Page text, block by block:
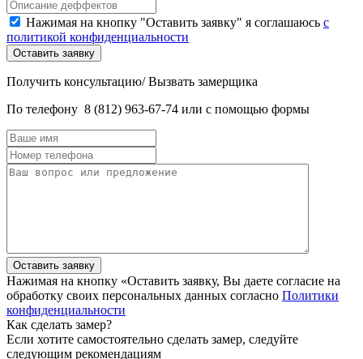
Нажимая на кнопку "Оставить заявку" я соглашаюсь с
политикой конфиденциальности
Получить консультацию/ Вызвать замерщика
По телефону 8 (812) 963-67-74 или с помощью формы
Нажимая на кнопку «Оставить заявку, Вы даете согласие на
обработку своих персональных данных согласно Политики
конфиденциальности
Как сделать замер?
Если хотите самостоятельно сделать замер, следуйте
следующим рекомендациям